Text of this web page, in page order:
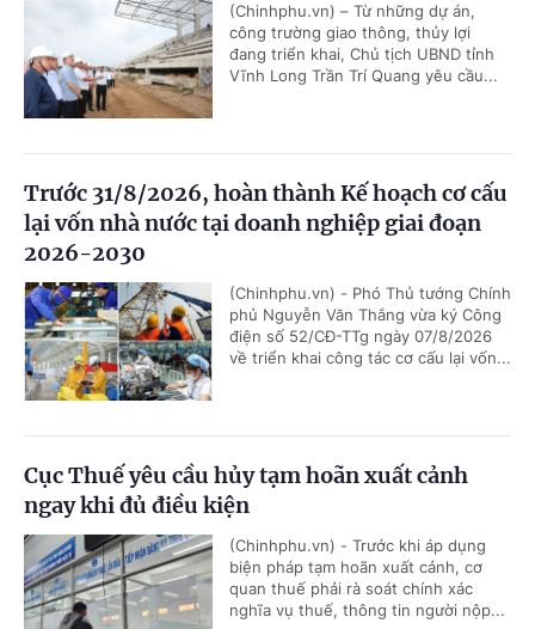
(Chinhphu.vn) – Từ những dự án,
công trường giao thông, thủy lợi
đang triển khai, Chủ tịch UBND tỉnh
Vĩnh Long Trần Trí Quang yêu cầu...
Trước 31/8/2026, hoàn thành Kế hoạch cơ cấu
lại vốn nhà nước tại doanh nghiệp giai đoạn
2026-2030
(Chinhphu.vn) - Phó Thủ tướng Chính
phủ Nguyễn Văn Thắng vừa ký Công
điện số 52/CĐ-TTg ngày 07/8/2026
về triển khai công tác cơ cấu lại vốn...
Cục Thuế yêu cầu hủy tạm hoãn xuất cảnh
ngay khi đủ điều kiện
(Chinhphu.vn) - Trước khi áp dụng
biện pháp tạm hoãn xuất cảnh, cơ
quan thuế phải rà soát chính xác
nghĩa vụ thuế, thông tin người nộp...